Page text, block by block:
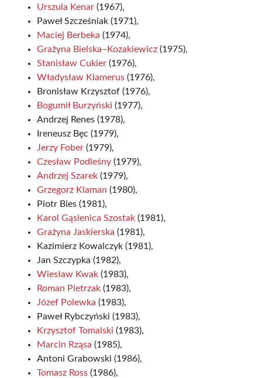
Urszula Kenar (1967),
Paweł Szcześniak (1971),
Maciej Berbeka (1974),
Grażyna Bielska–Kozakiewicz (1975),
Stanisław Cukier (1976),
Władysław Klamerus (1976),
Bronisław Krzysztof (1976),
Bogumił Burzyński (1977),
Andrzej Renes (1978),
Ireneusz Bęc (1979),
Jerzy Fober (1979),
Czesław Podleśny (1979),
Andrzej Szarek (1979),
Grzegorz Klaman (1980),
Piotr Bies (1981),
Karol Gąsienica Szostak (1981),
Grażyna Jaskierska (1981),
Kazimierz Kowalczyk (1981),
Jan Szczypka (1982),
Wiesław Kwak (1983),
Roman Pietrzak (1983),
Józef Polewka (1983),
Paweł Rybczyński (1983),
Krzysztof Tomalski (1983),
Marcin Rząsa (1985),
Antoni Grabowski (1986),
Tomasz Ross (1986),